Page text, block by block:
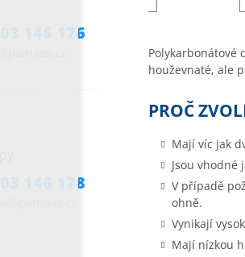
Polykarbonátové
houževnaté, ale
PROČ
Mají víc jak
Jsou vhodné
V případě
ohně.
Vynikají
Mají nízkou
703 146 176
703 146 178